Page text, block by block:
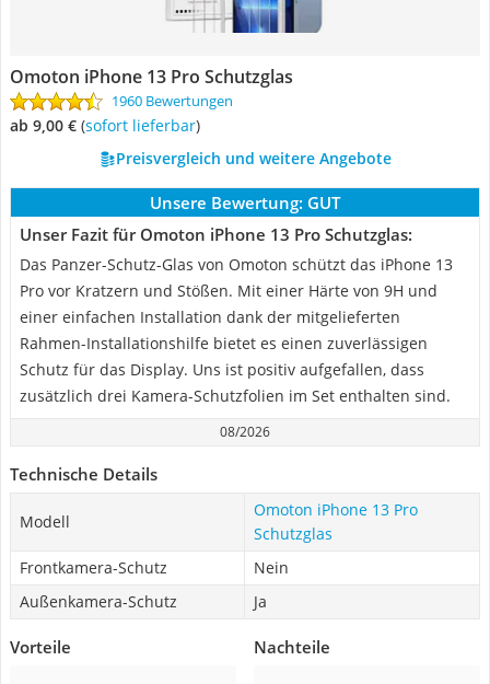
Omoton iPhone 13 Pro Schutzglas
1960 Bewertungen
ab 9,00 € ( Sofort lieferbar)
Preisvergleich und weitere Angebote
Unsere Bewertung: GUT
Unser Fazit für Omoton iPhone 13 Pro Schutzglas:
Das Panzer-Schutz-Glas von Omoton schützt das iPhone 13
Pro vor Kratzern und Stößen. Mit einer Härte von 9H und
einer einfachen Installation dank der mitgelieferten
Rahmen-Installationshilfe bietet es einen zuverlässigen
Schutz für das Display. Uns ist positiv aufgefallen, dass
zusätzlich drei Kamera-Schutzfolien im Set enthalten sind.
08/2026
Technische Details
Modell
Omoton iPhone 13 Pro
Schutzglas
Frontkamera-Schutz
Nein
Außenkamera-Schutz
Ja
Vorteile Nachteile